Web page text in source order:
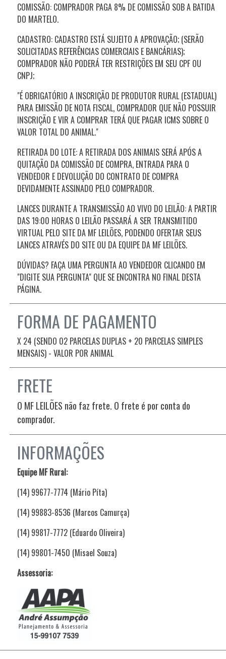
COMISSÃO: COMPRADOR PAGA 8% DE COMISSÃO SOB A BATIDA
DO MARTELO.
CADASTRO: CADASTRO ESTÁ SUJEITO A APROVAÇÃO; (SERÃO
SOLICITADAS REFERÊNCIAS COMERCIAIS E BANCÁRIAS);
COMPRADOR NÃO PODERÁ TER RESTRIÇÕES EM SEU CPF OU
CNPJ;
"É OBRIGATÓRIO A INSCRIÇÃO DE PRODUTOR RURAL (ESTADUAL)
PARA EMISSÃO DE NOTA FISCAL, COMPRADOR QUE NÃO POSSUIR
INSCRIÇÃO E VIR A COMPRAR TERÁ QUE PAGAR ICMS SOBRE O
VALOR TOTAL DO ANIMAL."
RETIRADA DO LOTE: A RETIRADA DOS ANIMAIS SERÁ APÓS A
QUITAÇÃO DA COMISSÃO DE COMPRA, ENTRADA PARA O
VENDEDOR E DEVOLUÇÃO DO CONTRATO DE COMPRA
DEVIDAMENTE ASSINADO PELO COMPRADOR.
LANCES DURANTE A TRANSMISSÃO AO VIVO DO LEILÃO: A PARTIR
DAS 19:00 HORAS O LEILÃO PASSARÁ A SER TRANSMITIDO
VIRTUAL PELO SITE DA MF LEILÕES, PODENDO OFERTAR SEUS
LANCES ATRAVÉS DO SITE OU DA EQUIPE DA MF LEILÕES.
DÚVIDAS? FAÇA UMA PERGUNTA AO VENDEDOR CLICANDO EM
"DIGITE SUA PERGUNTA" QUE SE ENCONTRA NO FINAL DESTA
PÁGINA.
FORMA DE PAGAMENTO
X 24 (SENDO 02 PARCELAS DUPLAS + 20 PARCELAS SIMPLES
MENSAIS) - VALOR POR ANIMAL
FRETE
O MF LEILÕES não faz frete. O frete é por conta do
comprador.
INFORMAÇÕES
Equipe MF Rural:
(14) 99677-7774 (Mário Píta)
(14) 99883-8536 (Marcos Camurça)
(14) 99817-7772 (Eduardo Oliveira)
(14) 99801-7450 (Misael Souza)
Assessoria: